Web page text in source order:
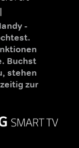
-
Buchst
stehen
zur